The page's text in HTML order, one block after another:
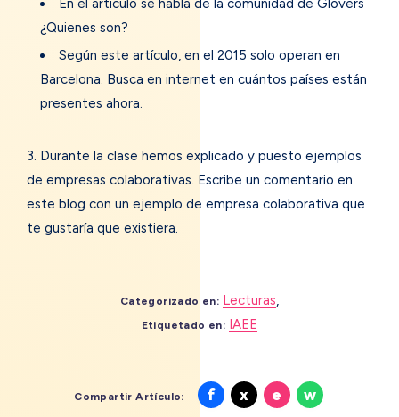
En el artículo se habla de la comunidad de Glovers
¿Quienes son?
Según este artículo, en el 2015 solo operan en
Barcelona. Busca en internet en cuántos países están
presentes ahora.
3. Durante la clase hemos explicado y puesto ejemplos
de empresas colaborativas. Escribe un comentario en
este blog con un ejemplo de empresa colaborativa que
te gustaría que existiera.
Categorizado en: Lecturas,
Etiquetado en: IAEE
Compartir Artículo: fCompartir
xCompartir
e Compartir
wCompartir